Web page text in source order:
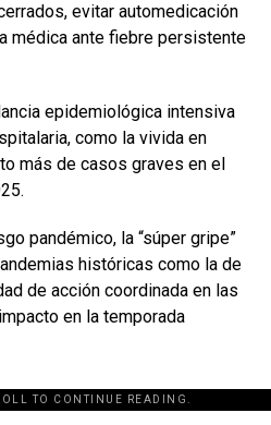
evitar automedicación
médica ante fiebre persistente
epidemiológica intensiva
como la vivida en
más de casos graves en el
pandémico, la “súper gripe”
históricas como la de
de acción coordinada en las
en la temporada
TO CONTINUE READING.